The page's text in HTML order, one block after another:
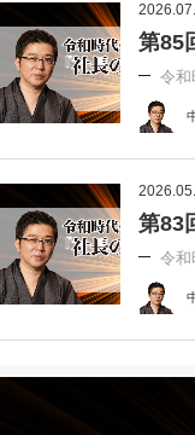
第85
令和
第83
令和